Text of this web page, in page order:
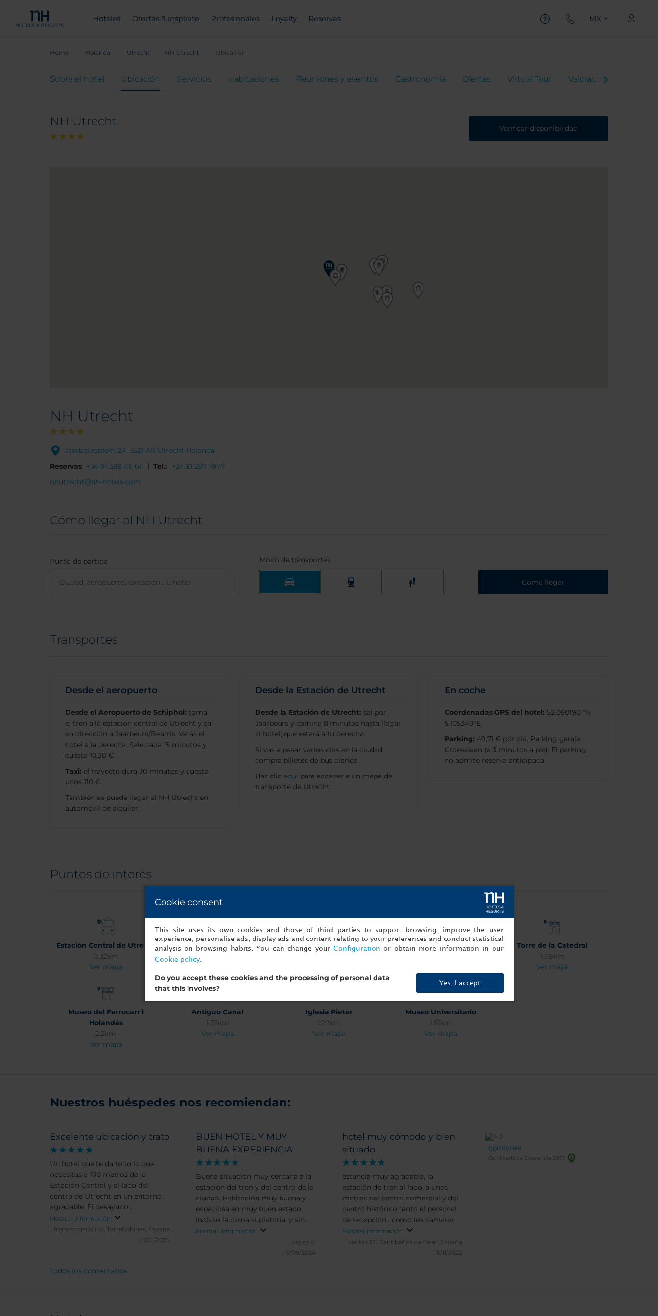
Hoteles Ofertas & inspírate Profesionales Loyalty Reservas MX
Home Holanda Utrecht NH Utrecht Ubicación
Sobre el hotel Ubicación Servicios Habitaciones Reuniones y eventos Gastronomía Ofertas Virtual Tour Valoraciones
NH Utrecht Verificar disponibilidad
NH Utrecht
Jaarbeursplein, 24, 3521 AR Utrecht Holanda
Reservas +34 91 398 46 61 Tel.:
+31 30 297 7977
nhutrecht@nh-hotels.com
Cómo llegar al NH Utrecht
Punto de partida Modo de transportes
Cómo llegar
Transportes
Desde el aeropuerto
Desde el Aeropuerto de Schiphol: toma
el tren a la estación central de Utrecht y sal
en dirección a Jaarbeurs/Beatrix. Verás el
hotel a la derecha. Sale cada 15 minutos y
cuesta 10,30 €.
Taxi: el trayecto dura 30 minutos y cuesta
unos 110 €.
También se puede llegar al NH Utrecht en
automóvil de alquiler.
Desde la Estación de Utrecht
Desde la Estación de Utrecht: sal por
Jaarbeurs y camina 8 minutos hasta llegar
al hotel, que estará a tu derecha.
Si vas a pasar varios días en la ciudad,
compra billetes de bus diarios
Haz clic aquí para acceder a un mapa de
transporte de Utrecht.
En coche
Coordenadas GPS del hotel: 52.090190 °N
5.105340°E
Parking: 49,71 € por día. Parking garaje
Croeselaan (a 3 minutos a pie). El parking
no admite reserva anticipada
Puntos de interés
Estación Central de Utrecht
0.32km
Ver mapa
Jaarbeurs
Museo Central
Catedral de Utrech
Torre de la Catedral
1.09km
Ver mapa
Museo del Ferrocarril
Holandés
2.2km
Ver mapa
Antiguo Canal
1.33km
Ver mapa
Iglesia Pieter
1.29km
Ver mapa
Museo Universitario
1.51km
Ver mapa
Nuestros huéspedes nos recomiendan:
Excelente ubicación y trato
Un hotel que te da todo lo que
necesitas a 100 metros de la
Estación Central y al lado del
centro de Utrecht en un entorno
agradable. El desayuno
francamente bueno, y el personal
muy amable.
Mostrar información
franciscomporro. Torrelodones, España
07/01/2025
BUEN HOTEL Y MUY
BUENA EXPERIENCIA
Buena situación muy cercana a la
estación del tren y del centro de la
ciudad. Habitación muy buena y
espaciosa en muy buen estado,
incluso la cama supletoria, y sin
ruidos para un muy buen
descanso. Muy buena amabilidad
del personal, pudiendo a diferencia
Mostrar información
carlos c.
15/08/2024
hotel muy cómodo y bien
situado
estancia muy agradable, la
estación de tren al lado, a unos
metros del centro comercial y del
centro histórico tanto el personal
de recepción , como los camareros
muy amables volveré a este hotel
sin duda
Mostrar información
ventas105. Santibáñez de Béjar, España
15/11/2022
opiniones
Certificado de Excelencia 2017
Todos los comentarios
Cookie consent
This site uses its own cookies and those of third parties to support browsing, improve the user
experience, personalise ads, display ads and content relating to your preferences and conduct statistical
analysis on browsing habits. You can change your Configuration or obtain more information in our
Cookie policy.
Do you accept these cookies and the processing of personal data
that this involves?
Yes, I accept